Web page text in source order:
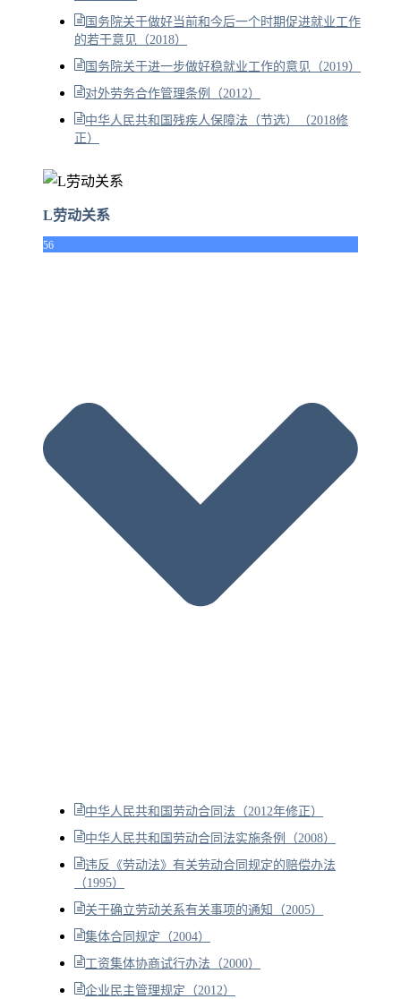
国务院关于做好当前和今后一个时期促进就业工作
的若干意见（2018）
国务院关于进一步做好稳就业工作的意见（2019）
对外劳务合作管理条例（2012）
中华人民共和国残疾人保障法（节选）（2018修
正）
L劳动关系
56
中华人民共和国劳动合同法（2012年修正）
中华人民共和国劳动合同法实施条例（2008）
违反《劳动法》有关劳动合同规定的赔偿办法
（1995）
关于确立劳动关系有关事项的通知（2005）
集体合同规定（2004）
工资集体协商试行办法（2000）
企业民主管理规定（2012）